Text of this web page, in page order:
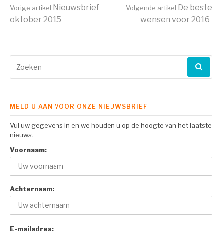
Verder
lezen
Vorige artikel Nieuwsbrief
oktober 2015
Volgende artikel De beste
wensen voor 2016
naar:
MELD U AAN VOOR ONZE NIEUWSBRIEF
Vul uw gegevens in en we houden u op de hoogte van het laatste
nieuws.
Voornaam:
Achternaam:
E-mailadres: